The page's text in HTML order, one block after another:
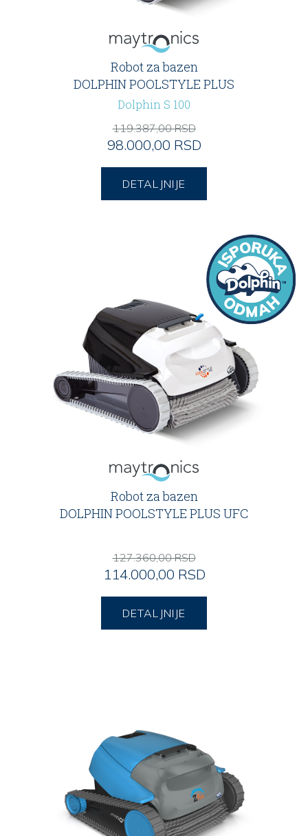
Robot za bazen
DOLPHIN POOLSTYLE PLUS
Dolphin S 100
119.387,00 RSD
98.000,00 RSD
DETALJNIJE
Robot za bazen
DOLPHIN POOLSTYLE PLUS UFC
127.360,00 RSD
114.000,00 RSD
DETALJNIJE